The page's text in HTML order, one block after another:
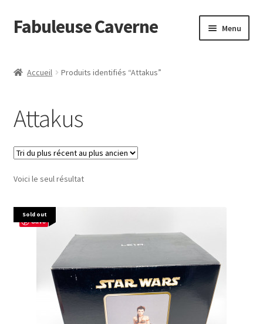
Aller
à
navigation
Aller
au
Fabuleuse Caverne Menu
Superflat Museum Murakami
En réapprovisionnement
Accueil Produits identifiés “Attakus”
Attakus
Voici le seul résultat
Sold out
Save